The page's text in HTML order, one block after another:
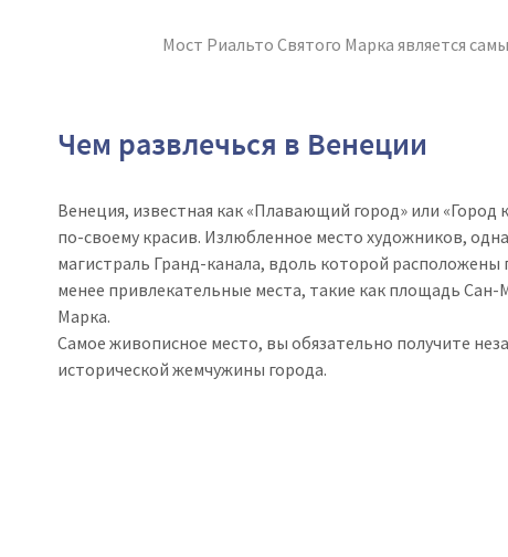
Мост Риальто Святого Марка является
Чем развлечься в Венеции
Венеция, известная как «Плавающий город» или «Город
по-своему красив. Излюбленное место художников,
магистраль Гранд-канала, вдоль которой расположены
менее привлекательные места, такие как площадь Сан-
Марка.
Самое живописное место, вы обязательно получите
исторической жемчужины города.